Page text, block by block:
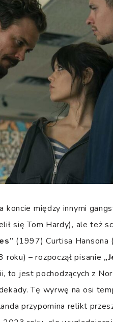
koncie między innymi
się Tom Hardy), ale też
(1997) Curtisa Hansona
– rozpoczął pisanie
to jest pochodzących z
Tę wyrwę na osi
przypomina relikt